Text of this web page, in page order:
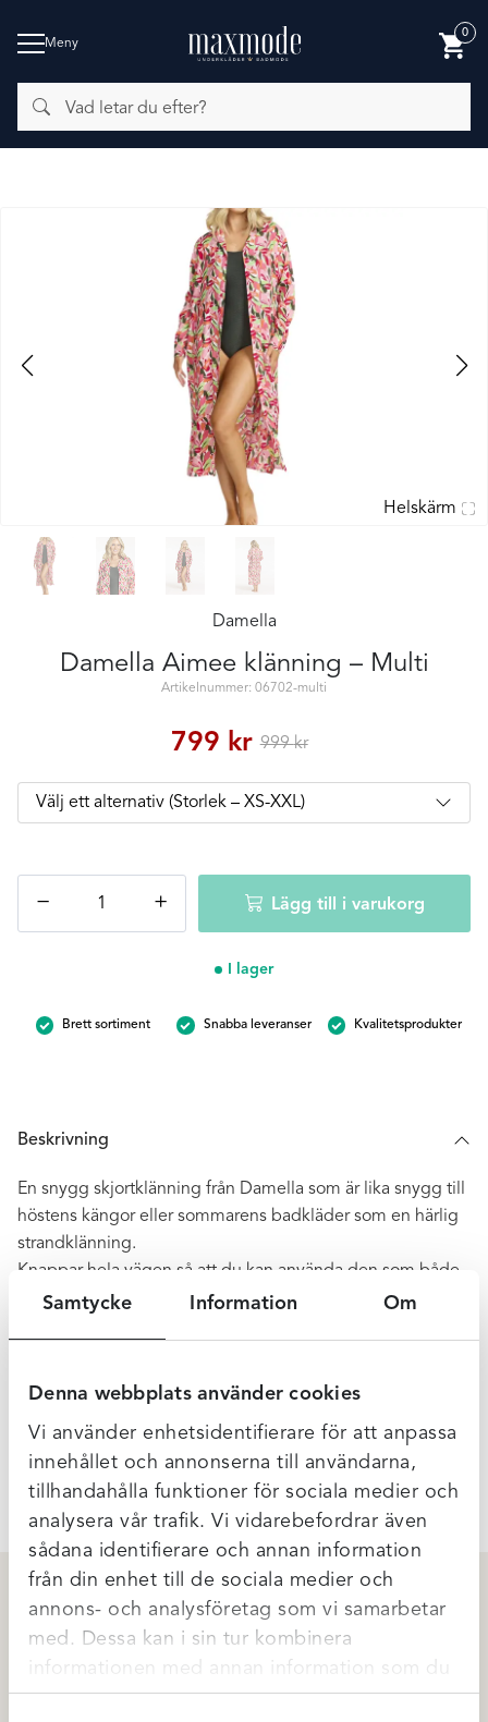
Samtycke Information Om
Denna webbplats använder cookies
Vi använder enhetsidentifierare för att anpassa
innehållet och annonserna till användarna,
tillhandahålla funktioner för sociala medier och
analysera vår trafik. Vi vidarebefordrar även
sådana identifierare och annan information
från din enhet till de sociala medier och
annons- och analysföretag som vi samarbetar
med. Dessa kan i sin tur kombinera
informationen med annan information som du
har tillhandahållit eller som de har samlat in
Meny
letar
du
efter?
0
BADMODE
Helskärm
Damella
Damella Aimee klänning – Multi
Artikelnummer: 06702-multi
799 kr 999kr
−
klänning
+ Lägg till i varukorg
I lager
Brett sortiment Snabba leveranser Kvalitetsprodukter
Beskrivning
En snygg skjortklänning från Damella som är lika snygg till
höstens kängor eller sommarens badkläder som en härlig
strandklänning.
Knappar hela vägen så att du kan använda den som både
klänning eller helt öppen.
100% Viscos
Ytterligare Information
Relaterade produkter